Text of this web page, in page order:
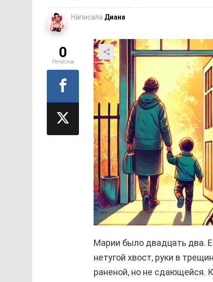
Написала Диана
Марии было двадцать два.
нетугой хвост, руки в
раненой, но не сдающейся.
0
Репостов